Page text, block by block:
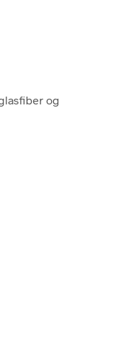
og